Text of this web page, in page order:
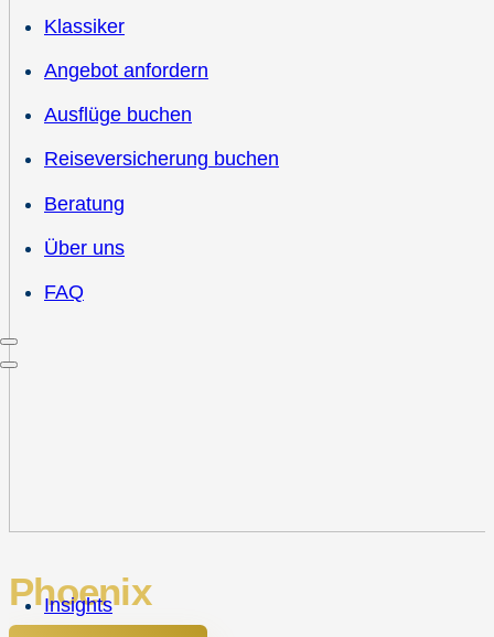
Klassiker
Angebot anfordern
Ausflüge buchen
Reiseversicherung buchen
Beratung
Über uns
FAQ
Insights
Phoenix